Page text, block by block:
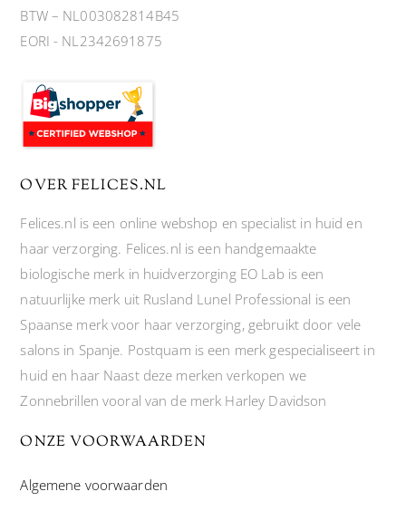
BTW – NL003082814B45
EORI - NL2342691875
OVER FELICES.NL
Felices.nl is een online webshop en specialist in huid en
haar verzorging. Felices.nl is een handgemaakte
biologische merk in huidverzorging EO Lab is een
natuurlijke merk uit Rusland Lunel Professional is een
Spaanse merk voor haar verzorging, gebruikt door vele
salons in Spanje. Postquam is een merk gespecialiseert in
huid en haar Naast deze merken verkopen we
Zonnebrillen vooral van de merk Harley Davidson
ONZE VOORWAARDEN
Algemene voorwaarden